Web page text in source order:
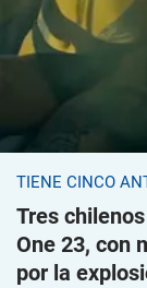
TIENE CINCO
Tres
One 23, con
por la